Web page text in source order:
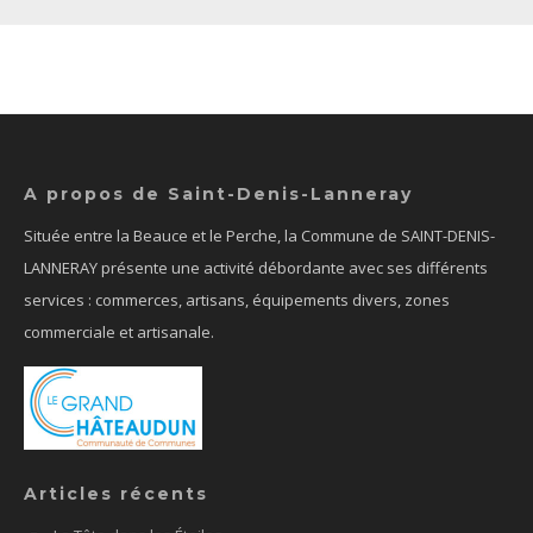
A propos de Saint-Denis-Lanneray
Située entre la Beauce et le Perche, la Commune de SAINT-DENIS-
LANNERAY présente une activité débordante avec ses différents
services : commerces, artisans, équipements divers, zones
commerciale et artisanale.
Articles récents